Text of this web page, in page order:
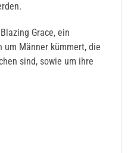
Grace, ein
um Männer kümmert, die
sind, sowie um ihre